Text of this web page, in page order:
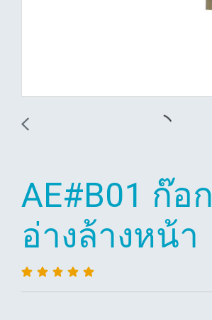
AE#B01 ก๊อก
อ่างล้างหน้า